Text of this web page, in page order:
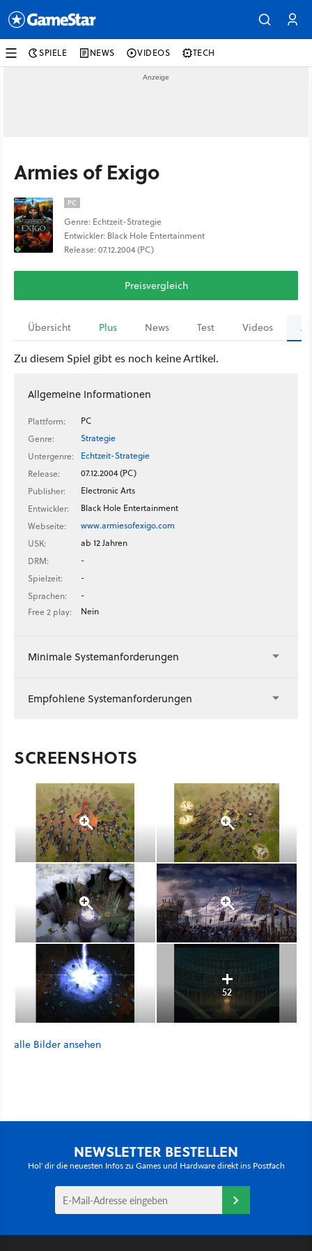
SPIELE NEWS VIDEOS TECH
Armies of Exigo
PC
Genre: Echtzeit-Strategie
Entwickler: Black Hole Entertainment
Release: 07.12.2004 (PC)
Preisvergleich
Übersicht Plus News Test Videos
Zu diesem Spiel gibt es noch keine Artikel.
Allgemeine Informationen
Plattform:
PC
Genre:
Strategie
Untergenre:
Echtzeit-Strategie
Release:
07.12.2004 (PC)
Publisher:
Electronic Arts
Entwickler:
Black Hole Entertainment
Webseite:
www.armiesofexigo.com
USK:
ab 12 Jahren
DRM:
-
Spielzeit:
-
Sprachen:
-
Free 2 play:
Nein
Minimale Systemanforderungen
Empfohlene Systemanforderungen
SCREENSHOTS
52
alle Bilder ansehen
NEWSLETTER BESTELLEN
Hol' dir die neuesten Infos zu Games und Hardware direkt ins Postfach